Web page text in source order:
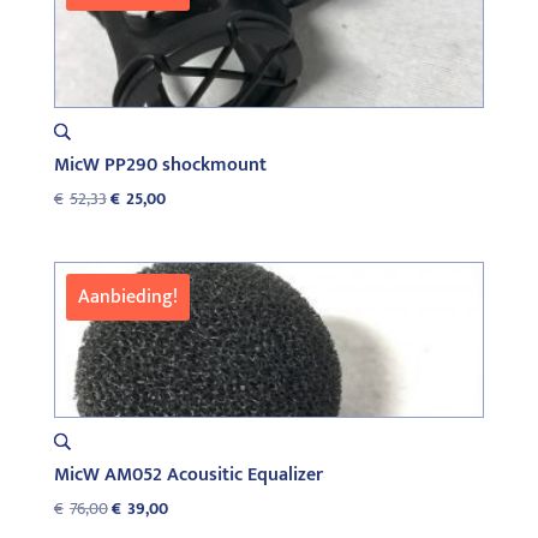
MicW PP290 shockmount
€ 52,33Oorspronkelijke
€52,33.
€ 25,00Huidige
€25,00.
Aanbieding!
MicW AM052 Acousitic Equalizer
€ 76,00Oorspronkelijke
€ 39,00Huidige